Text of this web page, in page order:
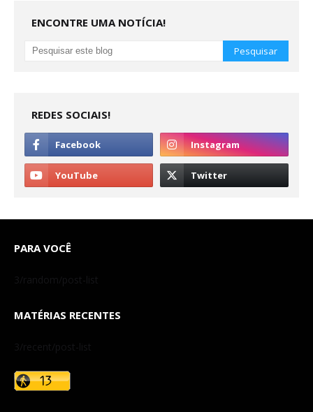
ENCONTRE UMA NOTÍCIA!
REDES SOCIAIS!
PARA VOCÊ
3/random/post-list
MATÉRIAS RECENTES
3/recent/post-list